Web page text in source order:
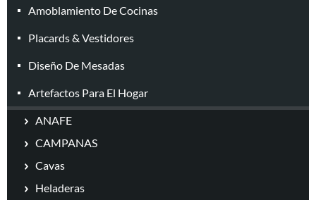
Amoblamiento De Cocinas
Placards & Vestidores
Diseño De Mesadas
Artefactos Para El Hogar
ANAFE
CAMPANAS
Cavas
Heladeras